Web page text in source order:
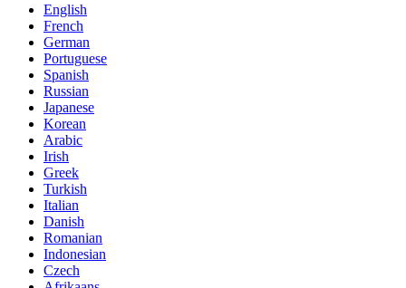
English
French
German
Portuguese
Spanish
Russian
Japanese
Korean
Arabic
Irish
Greek
Turkish
Italian
Danish
Romanian
Indonesian
Czech